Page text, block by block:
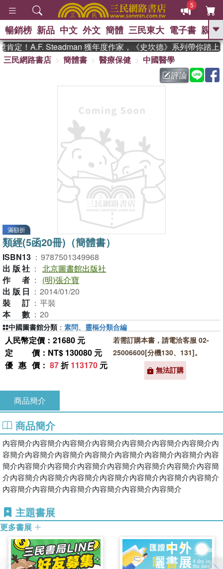
5
GO
熱搜： 東野圭吾 、 高希均教授回憶錄
父親節 、 如果歷
暑期推薦 、 國際布克
偉大的迷走神經
暢銷榜 新品 中文 外文 簡體 三民東大 電子書 親子
定！A.F. Steadman 獲年度作家，《史坎德》系列帶你踏上
三民網路書店
簡體書 醫療保健
中國醫學
評論
滿額折
類經(5函20冊)（簡體書）
ISBN13 ： 9787501349968
出版社 ： 北京圖書館出版社
作者 ：
(明)張介寶
出版日 ： 2014/01/20
裝訂 ： 平裝
本數 ： 20
人民幣定價：21680 元
定價 ：NT$ 130080 元
優惠價 ： 87折113170 元
若需訂購本書，請電洽客服 02-
25006600[分機130、131]。
無法訂購
中國圖書館分類 ： 素問、靈樞分類合編
商品簡介
商品簡介
內容簡介內容簡介內容簡介內容簡介內容簡介內容簡介內容簡介內
容簡介內容簡介內容簡介內容簡介內容簡介內容簡介內容簡介內容
簡介內容簡介內容簡介內容簡介內容簡介內容簡介內容簡介內容簡
介內容簡介內容簡介內容簡介內容簡介內容簡介內容簡介內容簡介
內容簡介內容簡介內容簡介內容簡介內容簡介內容簡介
主題書展
更多書展